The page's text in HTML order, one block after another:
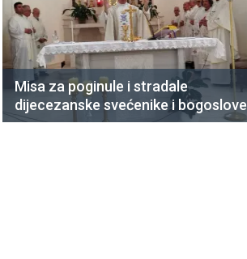
Misa za poginule i stradale
dijecezanske svećenike i bogoslove
CNAK
Smrtovdan nadbiskupa Petra Čule